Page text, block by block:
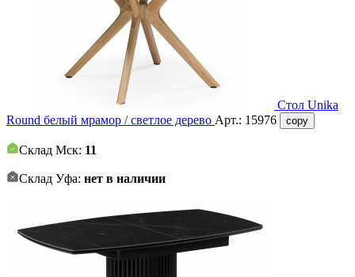
Стол Unika
Round белый мрамор / светлое дерево Арт.: 15976 copy
Склад Мск: 11
Склад Уфа: нет в наличии